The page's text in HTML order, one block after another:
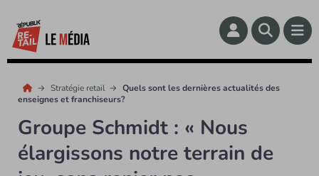
Stratégie retail
Quels sont les dernières actualités des
enseignes et franchiseurs?
Groupe Schmidt : « Nous
élargissons notre terrain de